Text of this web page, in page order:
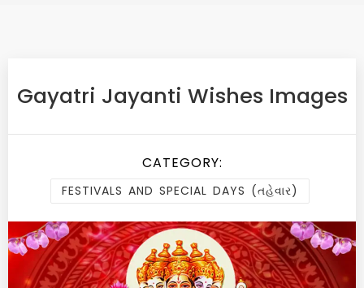
Gayatri Jayanti Wishes Images
CATEGORY:
FESTIVALS AND SPECIAL DAYS (તહેવાર)